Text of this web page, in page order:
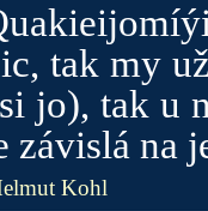
tak my
jo), tak u
závislá na
Kohl